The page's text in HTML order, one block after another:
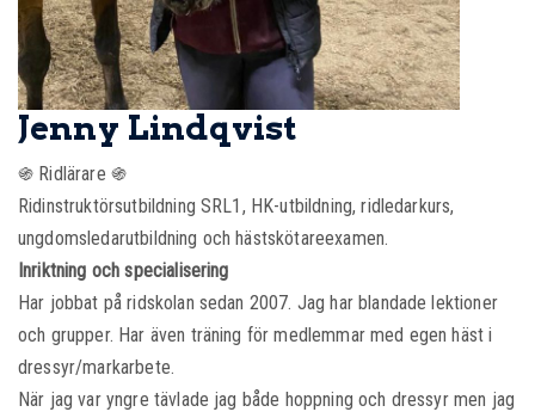
Jenny Lindqvist
֍ Ridlärare ֍
Ridinstruktörsutbildning SRL1, HK-utbildning, ridledarkurs,
ungdomsledarutbildning och hästskötareexamen.
Inriktning och specialisering
Har jobbat på ridskolan sedan 2007. Jag har blandade lektioner
och grupper. Har även träning för medlemmar med egen häst i
dressyr/markarbete.
När jag var yngre tävlade jag både hoppning och dressyr men jag